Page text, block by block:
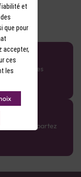
des Vignes
et repartez
et
que pour
accepter,
ces
les